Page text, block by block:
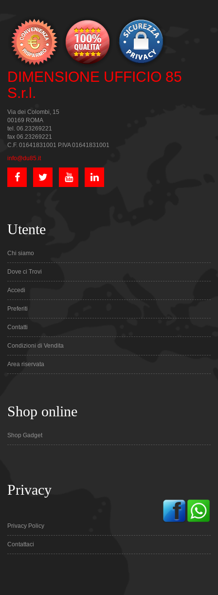
DIMENSIONE UFFICIO 85
S.r.l.
Via dei Colombi, 15
00169 ROMA
tel. 06.23269221
fax 06.23269221
C.F. 01641831001 P.IVA 01641831001
info@du85.it
Utente
Chi siamo
Dove ci Trovi
Accedi
Preferiti
Contatti
Condizioni di Vendita
Area riservata
Shop online
Shop Gadget
Privacy
Privacy Policy
Contattaci